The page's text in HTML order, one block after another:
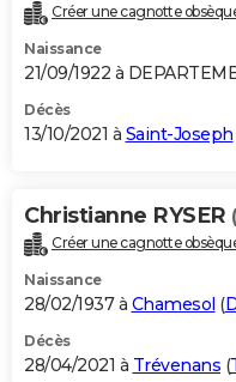
Créer une cagnotte
Naissance
21/09/1922 à
Décès
13/10/2021 à Saint-Joseph
Christianne RYSER
Créer une cagnotte
Naissance
28/02/1937 à Chamesol (
Décès
28/04/2021 à Trévenans (